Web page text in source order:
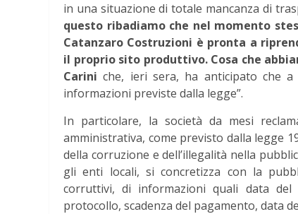
in una situazione di totale mancanza di
questo ribadiamo che nel momento
Catanzaro Costruzioni è pronta a
il proprio sito produttivo. Cosa che
Carini che, ieri sera, ha anticipato che
informazioni previste dalla legge”.
In particolare, la società da mesi
amministrativa, come previsto dalla legge
della corruzione e dell’illegalità nella
gli enti locali, si concretizza con la
corruttivi, di informazioni quali data
protocollo, scadenza del pagamento, data